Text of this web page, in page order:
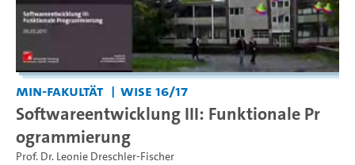
MIN-Fakultät WiSe 16/17
Softwareentwicklung III: Funktionale Pr
ogrammierung
Prof. Dr. Leonie Dreschler-Fischer